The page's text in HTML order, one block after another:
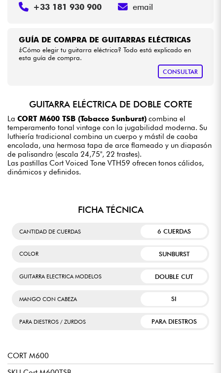
GUÍA DE COMPRA DE GUITARRAS ELÉCTRICAS
¿Cómo elegir tu guitarra eléctrica? Todo está explicado en
esta guía de compra.
CONSULTAR
+33 181 930 900 email
GUITARRA ELÉCTRICA DE DOBLE CORTE
La CORT M600 TSB (Tobacco Sunburst) combina el
temperamento tonal vintage con la jugabilidad moderna. Su
luthiería tradicional combina un cuerpo y mástil de caoba
encolada, una hermosa tapa de arce flameado y un diapasón
de palisandro (escala 24,75", 22 trastes).
Las pastillas Cort Voiced Tone VTH59 ofrecen tonos cálidos,
dinámicos y definidos.
FICHA TÉCNICA
CANTIDAD DE CUERDAS 6 CUERDAS
COLOR SUNBURST
GUITARRA ELECTRICA MODELOS DOUBLE CUT
MANGO CON CABEZA SI
PARA DIESTROS / ZURDOS PARA DIESTROS
CORT M600